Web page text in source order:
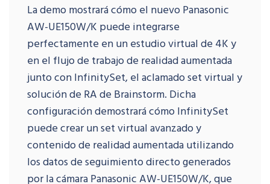
La demo mostrará cómo el nuevo Panasonic
AW-UE150W/K puede integrarse
perfectamente en un estudio virtual de 4K y
en el flujo de trabajo de realidad aumentada
junto con InfinitySet, el aclamado set virtual y
solución de RA de Brainstorm. Dicha
configuración demostrará cómo InfinitySet
puede crear un set virtual avanzado y
contenido de realidad aumentada utilizando
los datos de seguimiento directo generados
por la cámara Panasonic AW-UE150W/K, que